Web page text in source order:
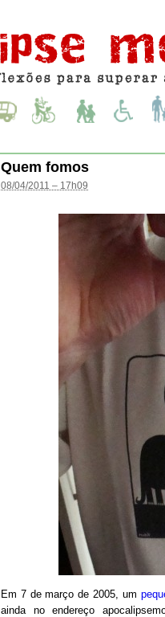
Quem fomos
08/04/2011 – 17h09
Em 7 de março de 2005, um
ainda no endereço